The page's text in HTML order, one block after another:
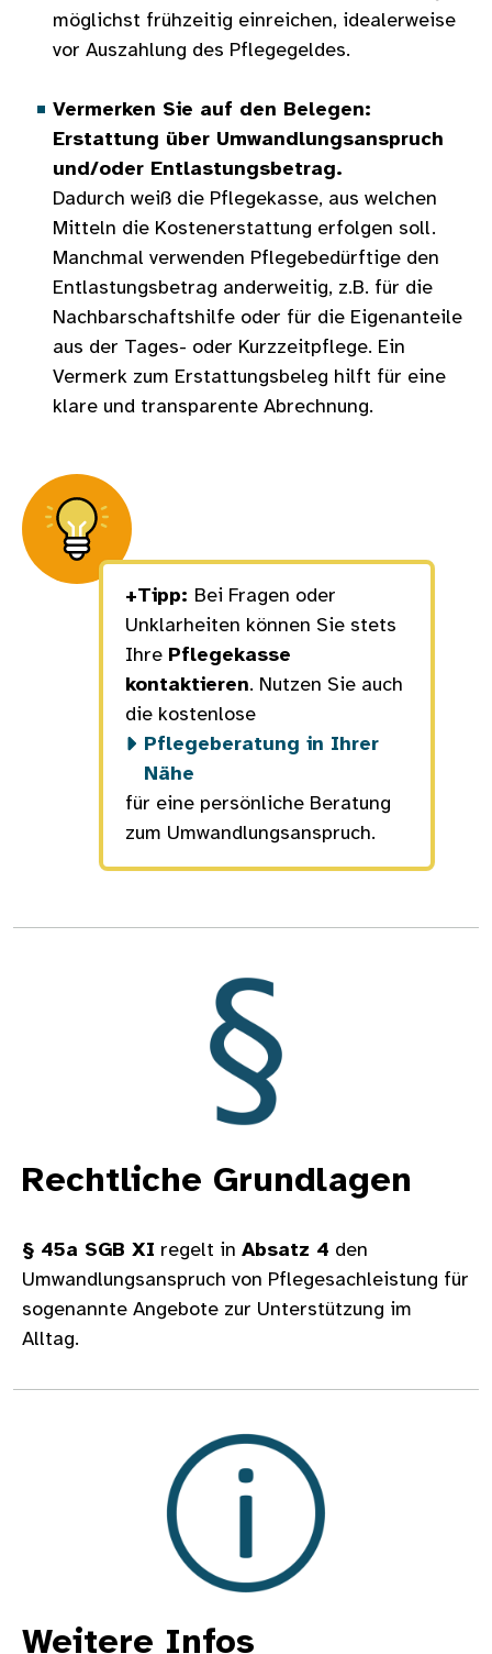
möglichst frühzeitig einreichen, idealerweise
vor Auszahlung des Pflegegeldes.
Vermerken Sie auf den Belegen:
Erstattung über Umwandlungsanspruch
und/oder Entlastungsbetrag.
Dadurch weiß die Pflegekasse, aus welchen
Mitteln die Kostenerstattung erfolgen soll.
Manchmal verwenden Pflegebedürftige den
Entlastungsbetrag anderweitig, z.B. für die
Nachbarschaftshilfe oder für die Eigenanteile
aus der Tages- oder Kurzzeitpflege. Ein
Vermerk zum Erstattungsbeleg hilft für eine
klare und transparente Abrechnung.
+Tipp: Bei Fragen oder
Unklarheiten können Sie stets
Ihre Pflegekasse
kontaktieren. Nutzen Sie auch
die kostenlose
Pflegeberatung in Ihrer
Nähe
für eine persönliche Beratung
zum Umwandlungsanspruch.
Rechtliche Grundlagen
§ 45a SGB XI regelt in Absatz 4 den
Umwandlungsanspruch von Pflegesachleistung für
sogenannte Angebote zur Unterstützung im
Alltag.
Weitere Infos